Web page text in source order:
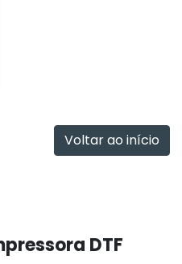
Voltar ao início
DTF